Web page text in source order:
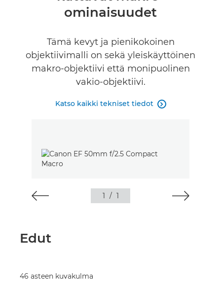
ominaisuudet
Tämä kevyt ja pienikokoinen
objektiivimalli on sekä yleiskäyttöinen
makro-objektiivi että monipuolinen
vakio-objektiivi.
Katso kaikki tekniset tiedot 
1 / 1
Edut
46 asteen kuvakulma